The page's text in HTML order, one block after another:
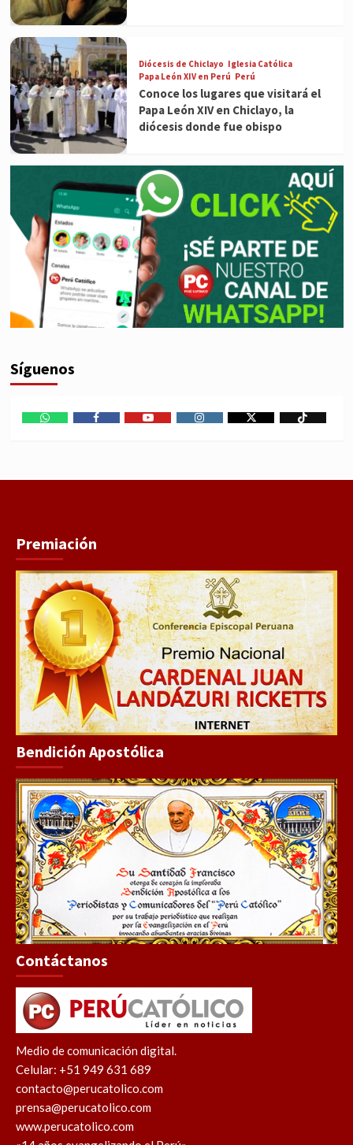
Diócesis de Chiclayo Iglesia Católica
Papa León XIV en Perú Perú
Conoce los lugares que visitará el
Papa León XIV en Chiclayo, la
diócesis donde fue obispo
Síguenos
Premiación
Bendición Apostólica
Contáctanos
Medio de comunicación digital.
Celular: +51 949 631 689
contacto@perucatolico.com
prensa@perucatolico.com
www.perucatolico.com